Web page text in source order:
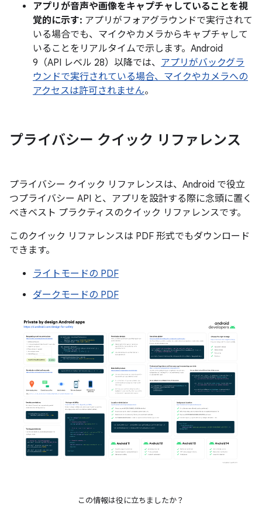
アプリが音声や画像をキャプチャしていることを視
覚的に示す: アプリがフォアグラウンドで実行されて
いる場合でも、マイクやカメラからキャプチャして
いることをリアルタイムで示します。Android
9（API レベル 28）以降では、 アプリがバックグラ
ウンドで実行されている場合、マイクやカメラへの
アクセスは許可されません。
プライバシー クイック リファレンス
プライバシー クイック リファレンスは、Android で役立
つプライバシー API と、アプリを設計する際に念頭に置く
べきベスト プラクティスのクイック リファレンスです。
このクイック リファレンスは PDF 形式でもダウンロード
できます。
ライトモードの PDF
ダークモードの PDF
この情報は役に立ちましたか？